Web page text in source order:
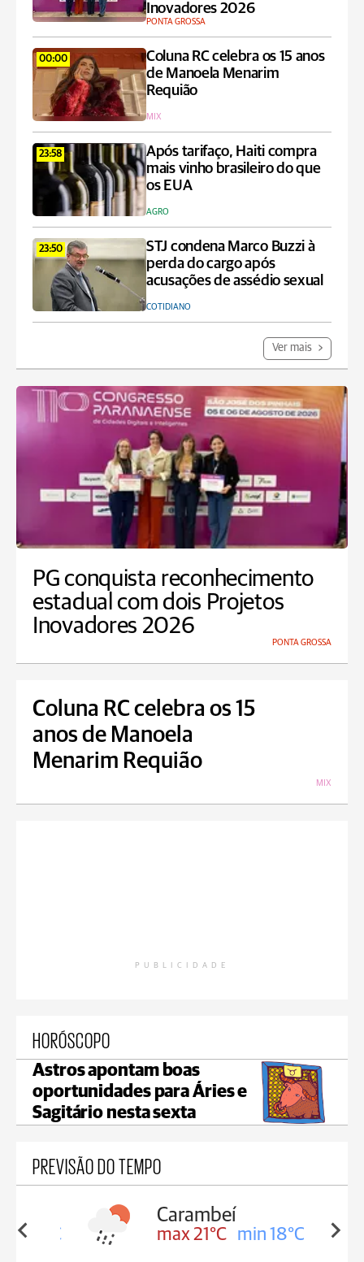
Inovadores 2026
PONTA GROSSA
00:00
Coluna RC celebra os 15 anos
de Manoela Menarim
Requião
MIX
23:58
Após tarifaço, Haiti compra
mais vinho brasileiro do que
os EUA
AGRO
23:50
STJ condena Marco Buzzi à
perda do cargo após
acusações de assédio sexual
COTIDIANO
Ver mais
PG conquista reconhecimento
estadual com dois Projetos
Inovadores 2026
PONTA GROSSA
Coluna RC celebra os 15
anos de Manoela
Menarim Requião
MIX
PUBLICIDADE
HORÓSCOPO
Astros apontam boas
oportunidades para Áries e
Sagitário nesta sexta
PREVISÃO DO TEMPO
18°C
Carambeí
max 21°C min 18°C